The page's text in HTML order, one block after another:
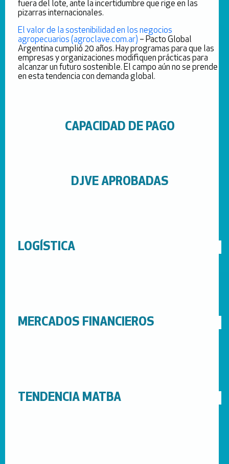
fuera del lote, ante la incertidumbre que rige en las
pizarras internacionales.
El valor de la sostenibilidad en los negocios
agropecuarios (agroclave.com.ar) – Pacto Global
Argentina cumplió 20 años. Hay programas para que las
empresas y organizaciones modifiquen prácticas para
alcanzar un futuro sostenible. El campo aún no se prende
en esta tendencia con demanda global.
CAPACIDAD DE PAGO
DJVE APROBADAS
LOGÍSTICA
MERCADOS FINANCIEROS
TENDENCIA MATBA